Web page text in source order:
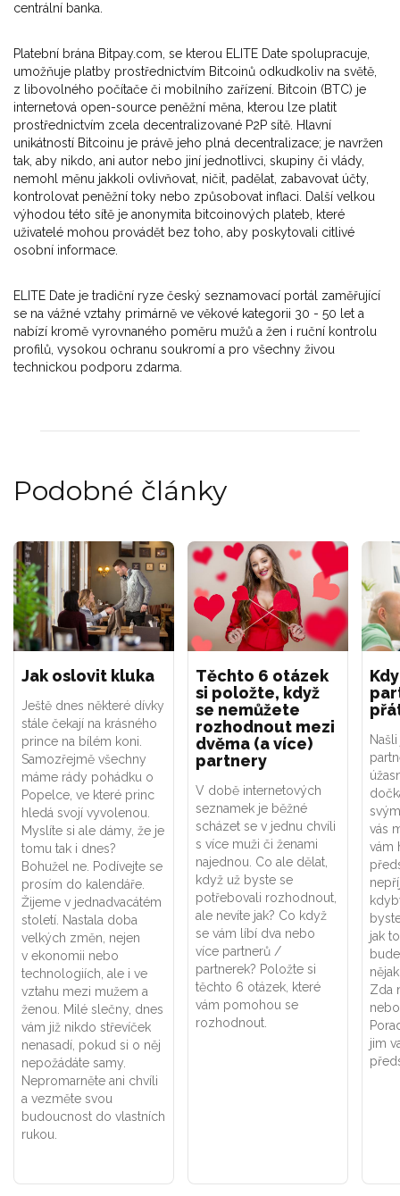
centrální banka.
Platební brána Bitpay.com, se kterou ELITE Date spolupracuje,
umožňuje platby prostřednictvím Bitcoinů odkudkoliv na světě,
z libovolného počítače či mobilního zařízení. Bitcoin (BTC) je
internetová open-source peněžní měna, kterou lze platit
prostřednictvím zcela decentralizované P2P sítě. Hlavní
unikátností Bitcoinu je právě jeho plná decentralizace; je navržen
tak, aby nikdo, ani autor nebo jiní jednotlivci, skupiny či vlády,
nemohl měnu jakkoli ovlivňovat, ničit, padělat, zabavovat účty,
kontrolovat peněžní toky nebo způsobovat inflaci. Další velkou
výhodou této sítě je anonymita bitcoinových plateb, které
uživatelé mohou provádět bez toho, aby poskytovali citlivé
osobní informace.
ELITE Date je tradiční ryze český seznamovací portál zaměřující
se na vážné vztahy primárně ve věkové kategorii 30 - 50 let a
nabízí kromě vyrovnaného poměru mužů a žen i ruční kontrolu
profilů, vysokou ochranu soukromí a pro všechny živou
technickou podporu zdarma.
Podobné články
Jak oslovit kluka
Ještě dnes některé dívky
stále čekají na krásného
prince na bílém koni.
Samozřejmě všechny
máme rády pohádku o
Popelce, ve které princ
hledá svojí vyvolenou.
Myslíte si ale dámy, že je
tomu tak i dnes?
Bohužel ne. Podívejte se
prosím do kalendáře.
Žijeme v jednadvacátém
století. Nastala doba
velkých změn, nejen
v ekonomii nebo
technologiích, ale i ve
vztahu mezi mužem a
ženou. Milé slečny, dnes
vám již nikdo střevíček
nenasadí, pokud si o něj
nepožádáte samy.
Nepromarněte ani chvíli
a vezměte svou
budoucnost do vlastních
rukou.
Těchto 6 otázek
si položte, když
se nemůžete
rozhodnout mezi
dvěma (a více)
partnery
V době internetových
seznamek je běžné
scházet se v jednu chvíli
s více muži či ženami
najednou. Co ale dělat,
když už byste se
potřebovali rozhodnout,
ale nevíte jak? Co když
se vám líbí dva nebo
více partnerů /
partnerek? Položte si
těchto 6 otázek, které
vám pomohou se
rozhodnout.
vás
vám
jak
Zda
jim